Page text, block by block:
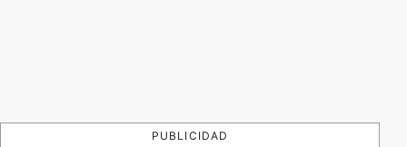
PUBLICIDAD